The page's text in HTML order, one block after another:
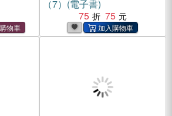
（7）(電子書)
75
75